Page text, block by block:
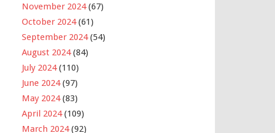
November 2024(67)
October 2024(61)
September 2024(54)
August 2024(84)
July 2024(110)
June 2024(97)
May 2024(83)
April 2024(109)
March 2024(92)